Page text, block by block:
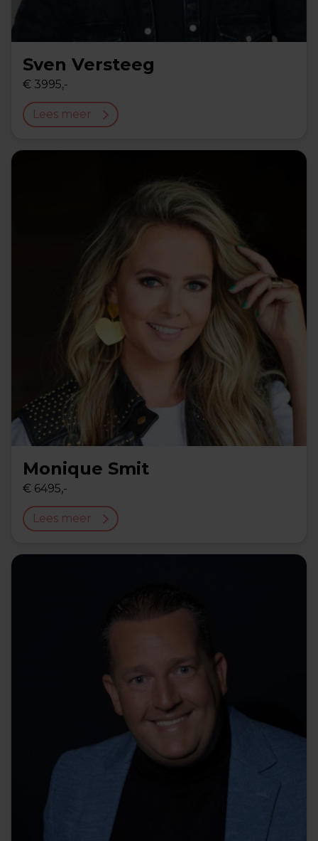
Sven Versteeg
€ 3995,-
Lees meer
Monique Smit
€ 6495,-
Lees meer